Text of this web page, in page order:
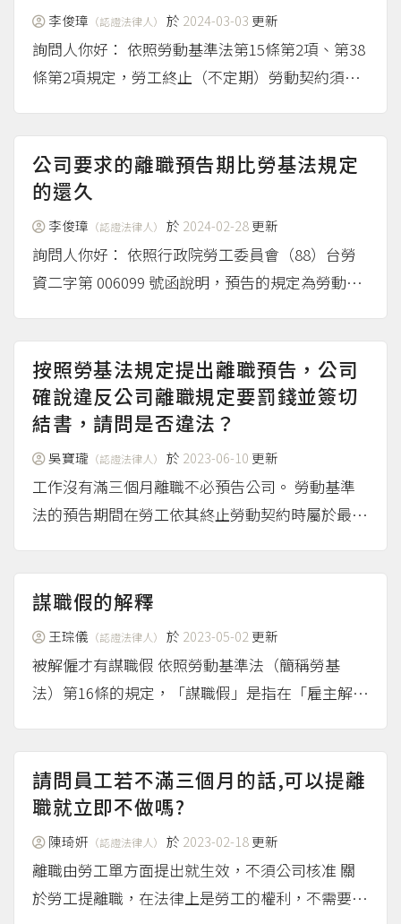
李俊璋 （認證法律人） 於 2024-03-03 更新
詢問人你好： 依照勞動基準法第15條第2項、第38
條第2項規定，勞工終止（不定期）勞動契約須進
工仍屬在職期間，如因個人因素可以自行排定特別
休假。 實務上，勞工離職前工作交接屬契約終止
的附隨義務（行...
公司要求的離職預告期比勞基法規定
的還久
李俊璋 （認證法律人） 於 2024-02-28更新
詢問人你好： 依照行政院勞工委員會（88）台勞
資二字第 006099 號函說明，預告的規定為勞動條
較勞動基準法為長的預告期間，是較勞動基準法為
低的勞動條件，該部份約定無效。無效部份，則以
勞動基準法...（more...）
按照勞基法規定提出離職預告，公司
確說違反公司離職規定要罰錢並簽切
結書，請問是否違法？
吳寶瓏 （認證法律人） 於 2023-06-10 更新
工作沒有滿三個月離職不必預告公司。 勞動基準
法的預告期間在勞工依其終止勞動契約時屬於最低
間，只能比這個勞動基準法上的規定還短，換句話
說未滿三個月，約定須提前十日預告離職的約定，
應屬無效。...
（more...）
謀職假的解釋
王琮儀 （認證法律人） 於 2023-05-02 更新
被解僱才有謀職假 依照勞動基準法（簡稱勞基
法）第16條的規定，「謀職假」是指在「雇主解僱
以請假外出，每週最多可以請2個工作天，是法定
的請假理由。若是自己在未被解僱的情況下，想要
另外到其他地方...（more...）
請問員工若不滿三個月的話,可以提離
職就立即不做嗎?
陳琦姸 （認證法律人） 於 2023-02-18更新
離職由勞工單方面提出就生效，不須公司核准 關
於勞工提離職，在法律上是勞工的權利，不需要得